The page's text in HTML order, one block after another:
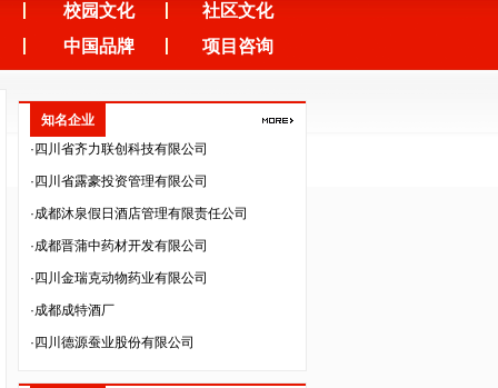
校园文化
社区文化
中国品牌 项目咨询
知名企业
·四川云百汇贸易股份有限公司
·深圳市法兰智联股份有限公司
·四川省齐力联创科技有限公司
·四川省露豪投资管理有限公司
·成都沐泉假日酒店管理有限责任公司
·成都晋蒲中药材开发有限公司
·四川金瑞克动物药业有限公司
·成都成特酒厂
·四川德源蚕业股份有限公司
·成都益优生化有限公司